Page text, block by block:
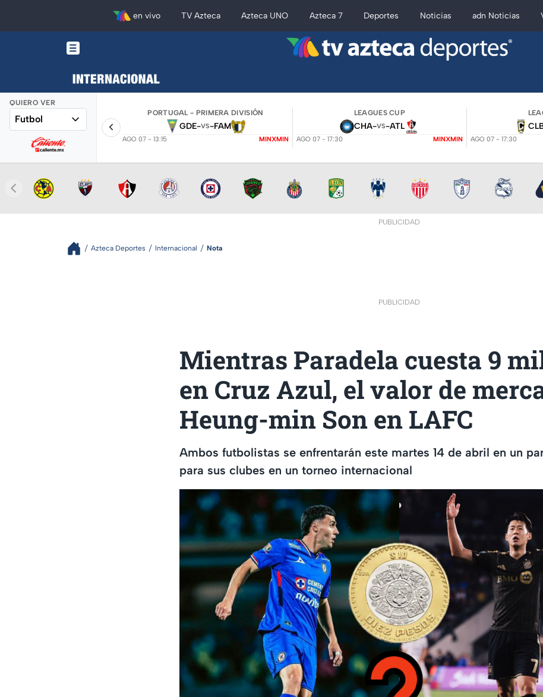
en vivo TV Azteca Azteca UNO Azteca 7 Deportes Noticias adn Noticias
QUIERO VER
Futbol
PORTUGAL - PRIMERA DIVISIÓN
GDE-VS-FAM
AGO 07 - 13:15 MINXMIN
LEAGUES CUP
CHA-VS-ATL
AGO 07 - 17:30 MINXMIN AGO 07 - 17:30
PUBLICIDAD
Azteca Deportes Internacional Nota
PUBLICIDAD
Mientras Paradela cuesta 9
en Cruz Azul, el valor de
Heung-min Son en LAFC
Ambos futbolistas se enfrentarán este martes 14 de abril en un
para sus clubes en un torneo internacional